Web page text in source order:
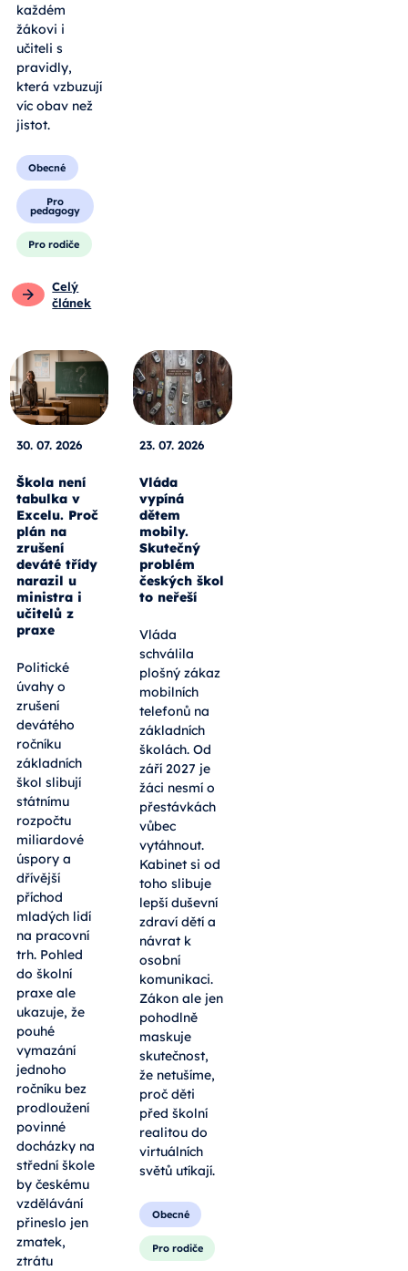
každém
žákovi i
učiteli s
pravidly,
která vzbuzují
víc obav než
jistot.
Obecné
Pro
pedagogy
Pro rodiče
Celý
článek
30. 07. 2026
Škola není
tabulka v
Excelu. Proč
plán na
zrušení
deváté třídy
narazil u
ministra i
učitelů z
praxe
Politické
úvahy o
zrušení
devátého
ročníku
základních
škol slibují
státnímu
rozpočtu
miliardové
úspory a
dřívější
příchod
mladých lidí
na pracovní
trh. Pohled
do školní
praxe ale
ukazuje, že
pouhé
vymazání
jednoho
ročníku bez
prodloužení
povinné
docházky na
střední škole
by českému
vzdělávání
přineslo jen
zmatek,
ztrátu
23. 07. 2026
Vláda
vypíná
dětem
mobily.
Skutečný
problém
českých škol
to neřeší
Vláda
schválila
plošný zákaz
mobilních
telefonů na
základních
školách. Od
září 2027 je
žáci nesmí o
přestávkách
vůbec
vytáhnout.
Kabinet si od
toho slibuje
lepší duševní
zdraví dětí a
návrat k
osobní
komunikaci.
Zákon ale jen
pohodlně
maskuje
skutečnost,
že netušíme,
proč děti
před školní
realitou do
virtuálních
světů utíkají.
Obecné
Pro rodiče